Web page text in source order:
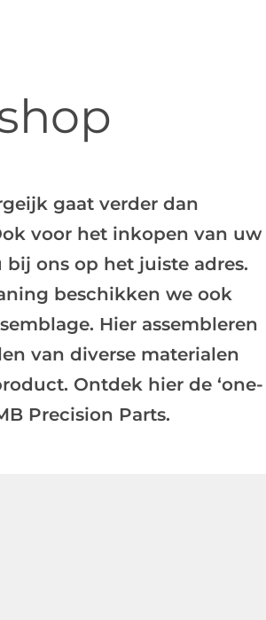
gaat verder dan
voor het inkopen van uw
ons op het juiste adres.
beschikken we ook
Hier assembleren
van diverse materialen
Ontdek hier de ‘one-
Precision Parts.